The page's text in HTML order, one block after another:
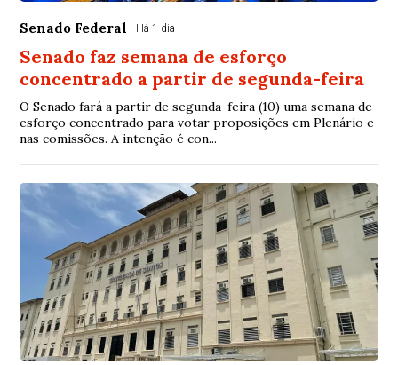
Senado Federal Há 1 dia
Senado faz semana de esforço
concentrado a partir de segunda-feira
O Senado fará a partir de segunda-feira (10) uma semana de
esforço concentrado para votar proposições em Plenário e
nas comissões. A intenção é con...